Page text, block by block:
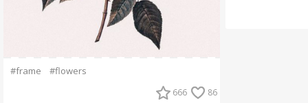
#frame #flowers
666 86